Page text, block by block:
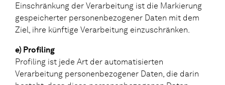
Einschränkung der Verarbeitung ist die Markierung
gespeicherter personenbezogener Daten mit dem
Ziel, ihre künftige Verarbeitung einzuschränken.
e) Profiling
Profiling ist jede Art der automatisierten
Verarbeitung personenbezogener Daten, die darin